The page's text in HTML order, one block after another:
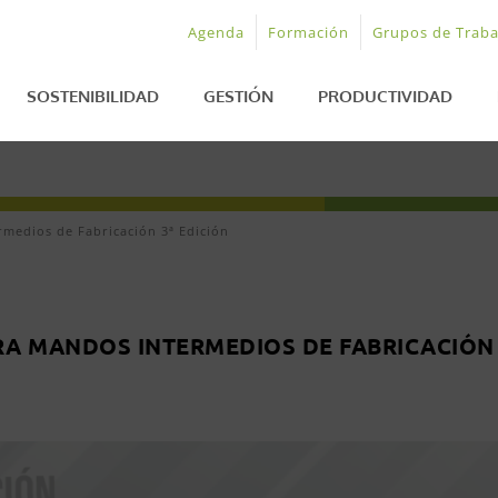
Agenda Formación Grupos de
SOSTENIBILIDAD GESTIÓN PRODUCTIVIDAD
de Fabricación 3ª Edición
MANDOS INTERMEDIOS DE FABRICACIÓN